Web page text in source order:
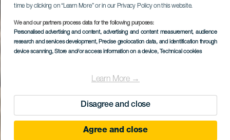
time by clicking on “Learn More” or in our Privacy Policy on this website.
We and our partners process data for the following purposes:
Personalised advertising and content, advertising and content measurement, audience
research and services development, Precise geolocation data, and identification through
device scanning, Store and/or access information on a device, Technical cookies
Learn More →
Disagree and close
Agree and close